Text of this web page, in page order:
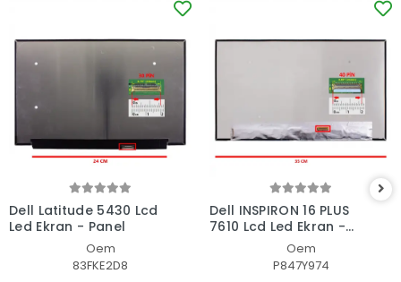
Dell Latitude 5430 Lcd
Led Ekran - Panel
Oem
83FKE2D8
Dell INSPIRON 16 PLUS
7610 Lcd Led Ekran -
Oem
P847Y974